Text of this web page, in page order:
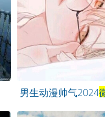
男生动漫帅气2024